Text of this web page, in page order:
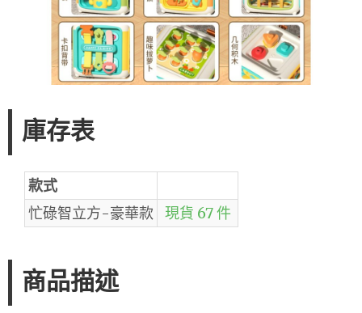
庫存表
款式
忙碌智立方-豪華款
現貨 67 件
商品描述